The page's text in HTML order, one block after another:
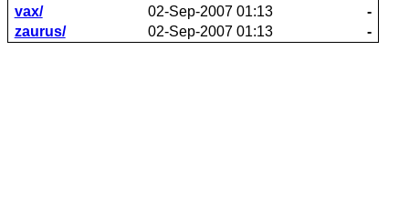
vax/
02-Sep-2007 01:13
-
zaurus/
02-Sep-2007 01:13 -